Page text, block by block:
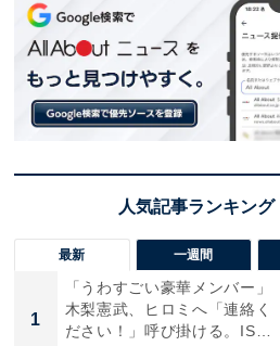
最新 一週間
1
「うわすごい豪華メンバー」
木梨憲武、ヒロミへ「連絡く
ださい！」呼び掛ける。IS